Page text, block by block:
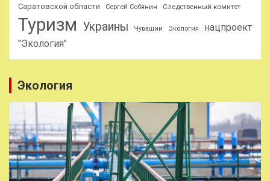
Саратовской области Сергей Собянин Следственный комитет
Туризм Украины Чувашии Экология
нацпроект
"Экология"
Экология